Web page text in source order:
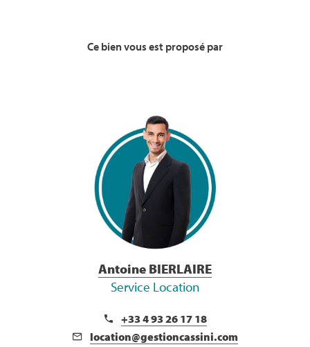
Ce bien vous est proposé par
Voir la Bio
Antoine BIERLAIRE
Service Location
+33 4 93 26 17 18
location@gestioncassini.com